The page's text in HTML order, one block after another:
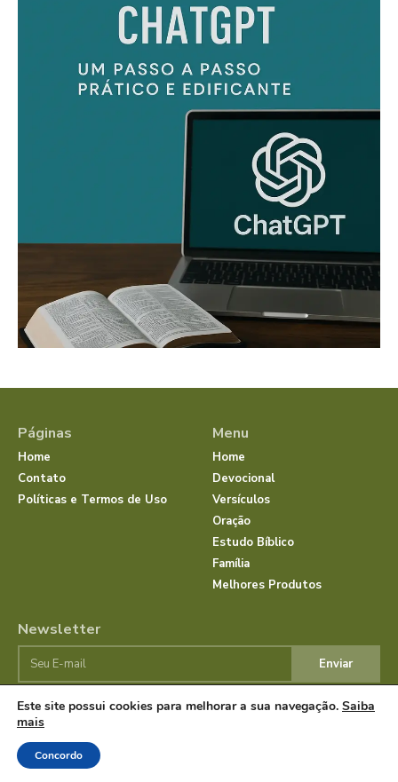
Páginas
Home
Contato
Políticas e Termos de Uso
Menu
Home
Devocional
Versículos
Oração
Estudo Bíblico
Família
Melhores Produtos
Newsletter
Enviar
© Dias com Jesus 2025 | Todos os direitos reservados.
Este site possui cookies para melhorar a sua navegação. Saiba
mais
Concordo